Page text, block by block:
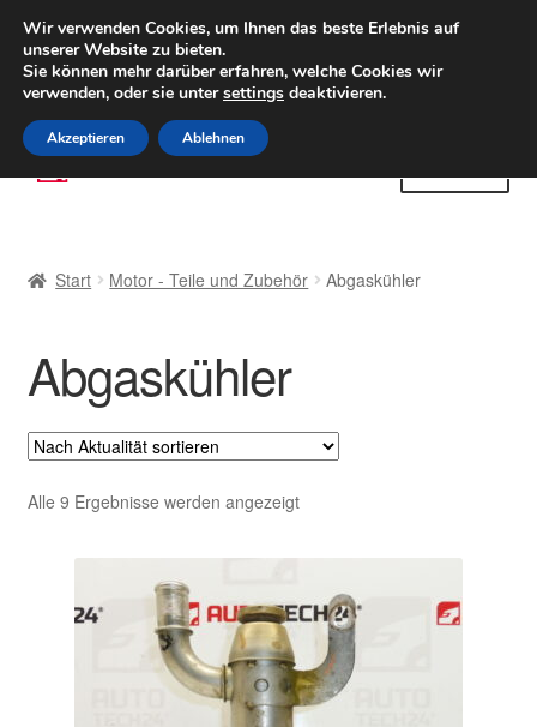
LIEFERUNG ab 6 EUR
Weltweiter Versand
(800) 500 564Mo-Fr 9-16 Uhr
Zur
Navigation
Zum
Inhalt
AGB
Beschwerden
Beschwerdeordnung
Datenschutz-Bestimmungen
Impressum
Kasse
Start Motor - Teile und Zubehör Abgaskühler
Abgaskühler
Alle 9 Ergebnisse werden angezeigtNach
sortiert
Wir verwenden Cookies, um Ihnen das beste Erlebnis auf
unserer Website zu bieten.
Sie können mehr darüber erfahren, welche Cookies wir
verwenden, oder sie untersettings deaktivieren.
Akzeptieren Ablehnen